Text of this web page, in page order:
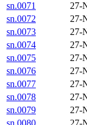
sn.0071
27-
sn.0072
27-
sn.0073
27-
sn.0074
27-
sn.0075
27-
sn.0076
27-
sn.0077
27-
sn.0078
27-
sn.0079
27-